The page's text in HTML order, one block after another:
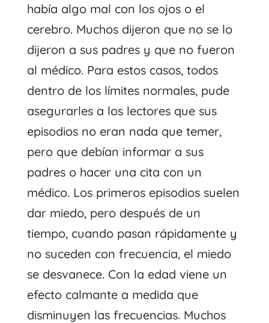
había algo mal con los ojos o el
cerebro. Muchos dijeron que no se lo
dijeron a sus padres y que no fueron
al médico. Para estos casos, todos
dentro de los límites normales, pude
asegurarles a los lectores que sus
episodios no eran nada que temer,
pero que debían informar a sus
padres o hacer una cita con un
médico. Los primeros episodios suelen
dar miedo, pero después de un
tiempo, cuando pasan rápidamente y
no suceden con frecuencia, el miedo
se desvanece. Con la edad viene un
efecto calmante a medida que
disminuyen las frecuencias. Muchos